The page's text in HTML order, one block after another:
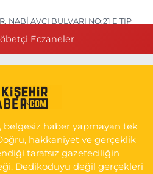
NABİ AVCI BULVARI NO:21 E TIP
ÖZAYDIN CD.8 B ESKİ DEVLET
Al
Eczaneler
belgesiz haber yapmayan tek
hakkaniyet ve gerçeklik
tarafsız gazeteciliğin
Dedikoduyu değil gerçekleri